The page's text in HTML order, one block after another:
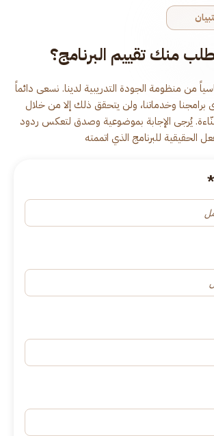
منك تقييم البرنامج؟
من منظومة الجودة التدريبية لدينا. نسعى دائماً
برامجنا وخدماتنا، ولن يتحقق ذلك إلا من خلال
يُرجى الإجابة بموضوعية وصدق لتعكس ردود
الحقيقية للبرنامج الذي اتممته
*